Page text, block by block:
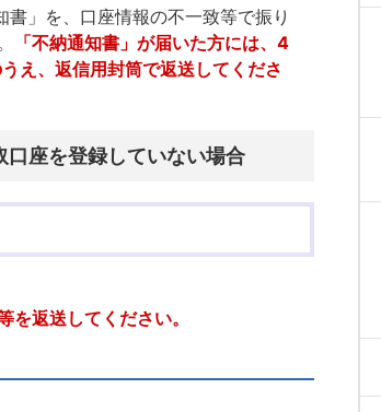
」を、口座情報の不一致等で振り
「不納通知書」が届いた方には、4
え、返信用封筒で返送してくださ
座を登録していない場合
返送してください。